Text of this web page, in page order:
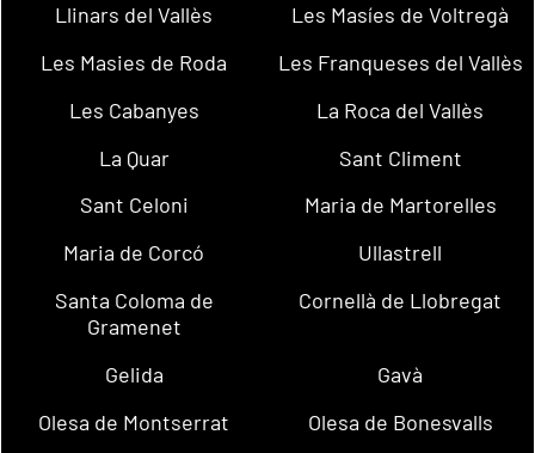
Llinars del Vallès
Les Masíes de Voltregà
Les Masies de Roda
Les Franqueses del Vallès
Les Cabanyes
La Roca del Vallès
La Quar
Sant Climent
Sant Celoni
Maria de Martorelles
Maria de Corcó
Ullastrell
Santa Coloma de
Gramenet
Cornellà de Llobregat
Gelida
Gavà
Olesa de Montserrat
Olesa de Bonesvalls